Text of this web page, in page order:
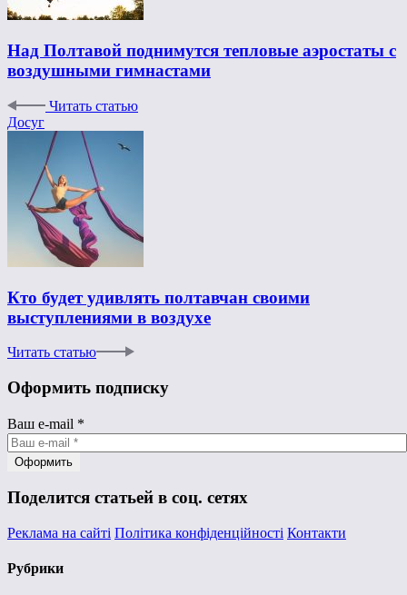
Над Полтавой поднимутся тепловые аэростаты с
воздушными гимнастами
Читать статью
Досуг
Кто будет удивлять полтавчан своими
выступлениями в воздухе
Читать статью
Оформить подписку
Ваш e-mail *
Поделится статьей в соц. сетях
Реклама на сайті Політика конфіденційності Контакти
Рубрики